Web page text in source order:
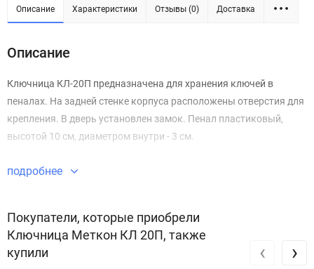
Описание Характеристики Отзывы (0) Доставка
Описание
Ключница КЛ-20П предназначена для хранения ключей в
пеналах. На задней стенке корпуса расположены отверстия для
крепления. В дверь установлен замок. Пенал пластиковый,
высотой 10 см, диаметром внутри - 3 см.
подробнее
Покупатели, которые приобрели
Ключница Меткон КЛ 20П, также
купили
‹ ›